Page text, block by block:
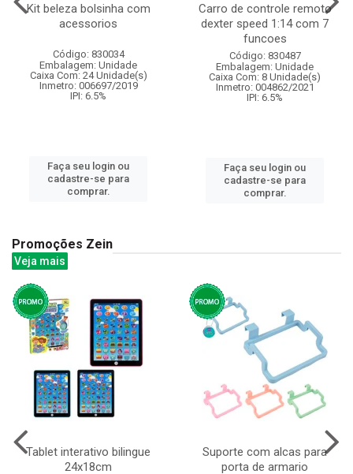
Kit beleza bolsinha com
acessorios
Código: 830034
Embalagem: Unidade
Caixa Com: 24 Unidade(s)
Inmetro: 006697/2019
IPI: 6.5%
Faça seu login ou
cadastre-se para
comprar.
Carro de controle remoto
dexter speed 1:14 com 7
funcoes
Código: 830487
Embalagem: Unidade
Caixa Com: 8 Unidade(s)
Inmetro: 004862/2021
IPI: 6.5%
Faça seu login ou
cadastre-se para
comprar.
Promoções Zein
Veja mais
Tablet interativo bilingue
24x18cm
Suporte com alcas para
porta de armario